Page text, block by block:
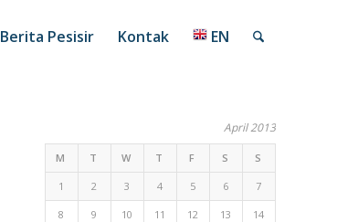
Berita Pesisir Kontak EN
April 2013
M T W T F S S
1 2 3 4 5 6 7
8 9 10 11 12 13 14